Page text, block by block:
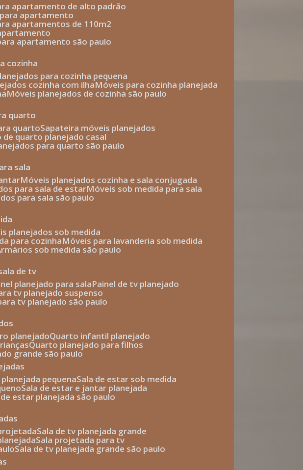
apartamento de alto padrão
apartamento
apartamentos de 110m2
apartamento são paulo
cozinha
para cozinha pequena
cozinha com ilha móveis para cozinha planejada
móveis planejados de cozinha são paulo
quarto
quarto sapateira móveis planejados
de quarto planejado casal
para quarto são paulo
sala
móveis planejados cozinha e sala conjugada
para sala de estar móveis sob medida para sala
para sala são paulo
planejados sob medida
para cozinha móveis para lavanderia sob medida
armários sob medida são paulo
de tv
planejado para sala painel de tv planejado
tv planejado suspenso
tv planejado são paulo
planejado quarto infantil planejado
quarto planejado para filhos
grande são paulo
planejada pequena sala de estar sob medida
sala de estar e jantar planejada
de estar planejada são paulo
sala de tv planejada grande
sala projetada para tv
sala de tv planejada grande são paulo